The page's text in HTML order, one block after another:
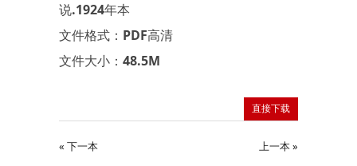
说.1924年本
文件格式：PDF高清
文件大小：48.5M
直接下载
« 下一本 上一本 »